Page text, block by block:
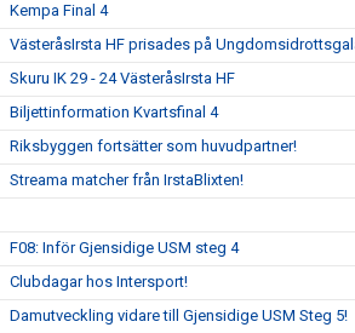
Kempa Final 4
VästeråsIrsta HF prisades på
Skuru IK 29 - 24 VästeråsIrsta HF
Biljettinformation Kvartsfinal 4
Riksbyggen fortsätter som huvudpartner!
Streama matcher från IrstaBlixten!
F08: Inför Gjensidige USM steg 4
Clubdagar hos Intersport!
Damutveckling vidare till Gjensidige USM Steg 5!